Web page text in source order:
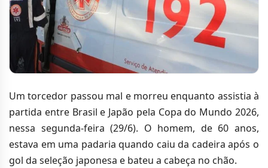
Um torcedor passou mal e morreu enquanto assistia à
partida entre Brasil e Japão pela Copa do Mundo 2026,
nessa segunda-feira (29/6). O homem, de 60 anos,
estava em uma padaria quando caiu da cadeira após o
gol da seleção japonesa e bateu a cabeça no chão.